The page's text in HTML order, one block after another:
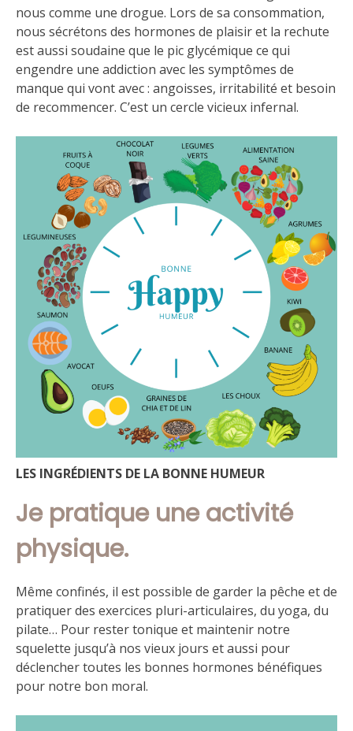
nous comme une drogue. Lors de sa consommation,
nous sécrétons des hormones de plaisir et la rechute
est aussi soudaine que le pic glycémique ce qui
engendre une addiction avec les symptômes de
manque qui vont avec : angoisses, irritabilité et besoin
de recommencer. C’est un cercle vicieux infernal.
LES INGRÉDIENTS DE LA BONNE HUMEUR
Je pratique une activité
physique.
Même confinés, il est possible de garder la pêche et de
pratiquer des exercices pluri-articulaires, du yoga, du
pilate… Pour rester tonique et maintenir notre
squelette jusqu’à nos vieux jours et aussi pour
déclencher toutes les bonnes hormones bénéfiques
pour notre bon moral.